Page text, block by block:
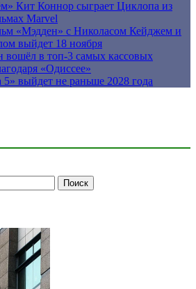
Кит Коннор сыграет Циклопа из
Marvel
«Мэдден» с Николасом Кейджем и
выйдет 18 ноября
вошёл в топ-3 самых кассовых
«Одиссее»
выйдет не раньше 2028 года